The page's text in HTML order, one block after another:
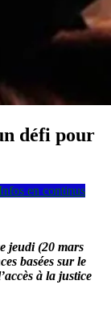
défi pour
en continus
jeudi (20 mars
basées sur le
à la justice